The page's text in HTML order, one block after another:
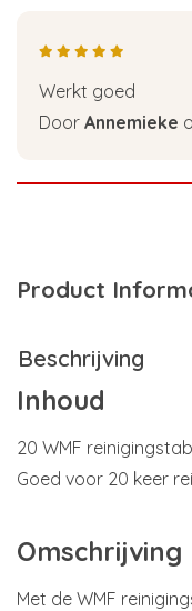
Werkt goed
Door Annemieke
Product
Beschrijving
Inhoud
20 WMF
Goed voor 20 keer
Omschrijving
Met de WMF